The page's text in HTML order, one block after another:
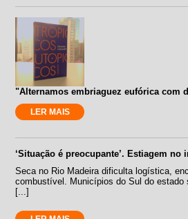
"Alternamos embriaguez eufórica com
LER MAIS
‘Situação é preocupante’. Estiagem no
Seca no Rio Madeira dificulta logística,
combustível. Municípios do Sul do estado
[...]